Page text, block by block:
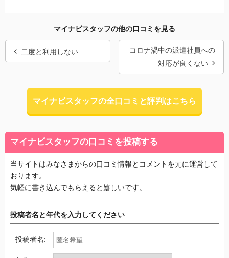
マイナビスタッフの他の口コミを見る
二度と利用しない
コロナ渦中の派遣社員への
対応が良くない
マイナビスタッフの全口コミと評判はこちら
マイナビスタッフの口コミを投稿する
当サイトはみなさまからの口コミ情報とコメントを元に運営して
おります。
気軽に書き込んでもらえると嬉しいです。
投稿者名と年代を入力してください
投稿者名: